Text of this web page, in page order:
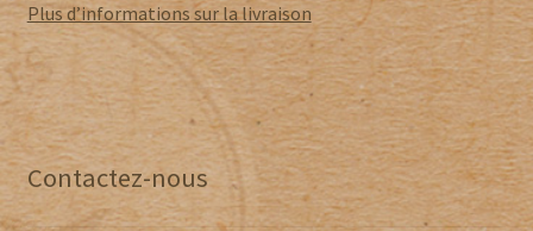
Plus d’informations sur la livraison
Contactez-nous